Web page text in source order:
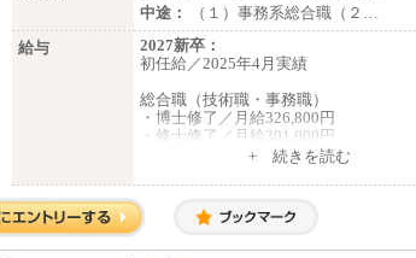
中途：
（１）事務系総合職（２…
給与
2027新卒：
初任給／2025年4月実績
総合職（技術職・事務職）
・博士修了／月給326,800円
・修士修了／月給301,000円
・大学卒／月給282,000円
・高専卒（専攻科）／月給282,000円
・高専卒（本科）／月給256,000円
一般事務職
+ 続きを読む